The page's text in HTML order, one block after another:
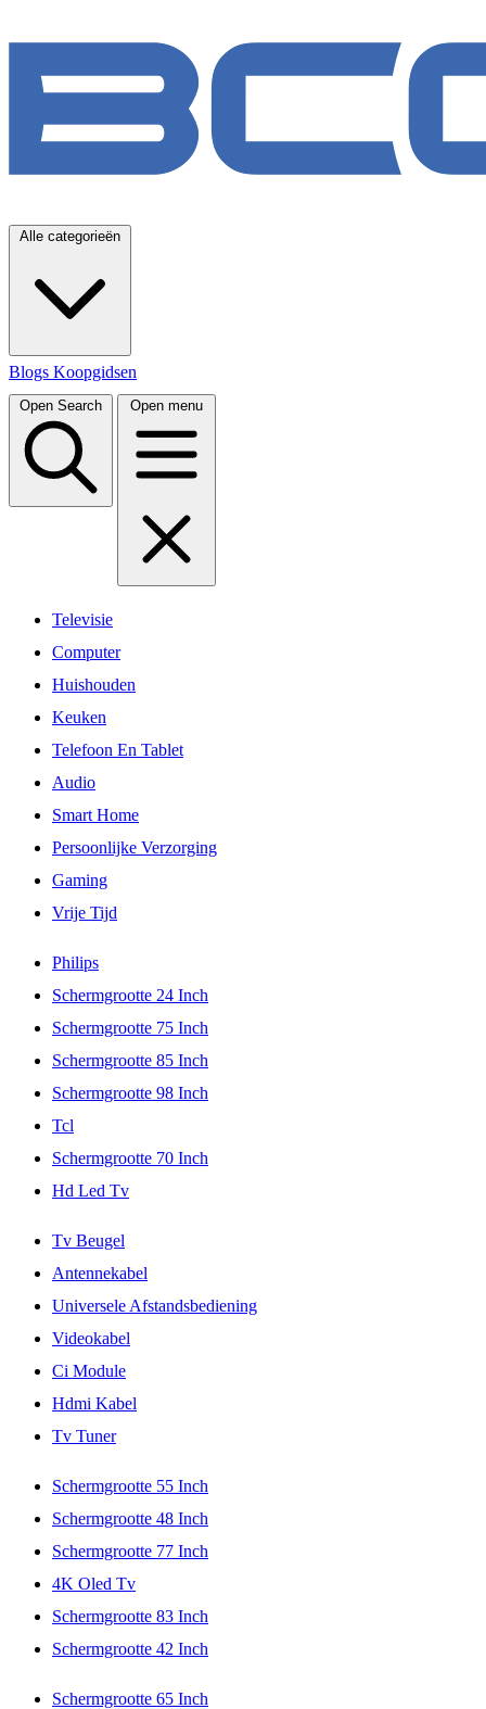
Alle categorieën
Blogs Koopgidsen
Open Search Open menu
Televisie
Computer
Huishouden
Keuken
Telefoon En Tablet
Audio
Smart Home
Persoonlijke Verzorging
Gaming
Vrije Tijd
Philips
Schermgrootte 24 Inch
Schermgrootte 75 Inch
Schermgrootte 85 Inch
Schermgrootte 98 Inch
Tcl
Schermgrootte 70 Inch
Hd Led Tv
Tv Beugel
Antennekabel
Universele Afstandsbediening
Videokabel
Ci Module
Hdmi Kabel
Tv Tuner
Schermgrootte 55 Inch
Schermgrootte 48 Inch
Schermgrootte 77 Inch
4K Oled Tv
Schermgrootte 83 Inch
Schermgrootte 42 Inch
Schermgrootte 65 Inch